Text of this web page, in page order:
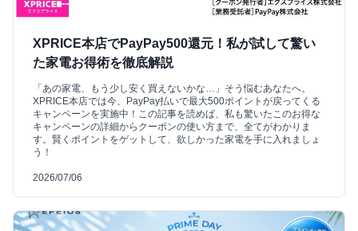
XPRICE本店でPayPay500還元！私が試して驚い
た家電お得術を徹底解説
「あの家電、もう少し安く買えないかな…」そう悩むあなたへ。
XPRICE本店では今、PayPay払いで最大500ポイントが戻ってくる
キャンペーンを実施中！この記事を読めば、私も驚いたこのお得な
キャンペーンの詳細からクーポンの使い方まで、全てがわかりま
す。賢くポイントをゲットして、欲しかった家電を手に入れましょ
う！
2026/07/06